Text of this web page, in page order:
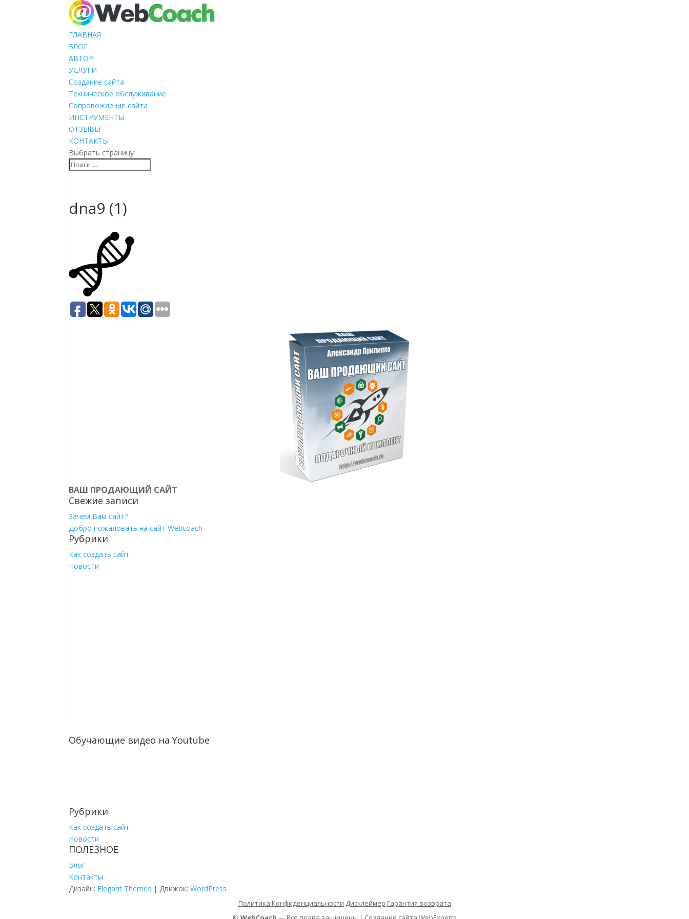
ГЛАВНАЯ
БЛОГ
АВТОР
УСЛУГИ
Создание сайта
Техническое обслуживание
Сопровождение сайта
ИНСТРУМЕНТЫ
ОТЗЫВЫ
КОНТАКТЫ
Выбрать страницу
dna9 (1)
ВАШ ПРОДАЮЩИЙ САЙТ
Свежие записи
Зачем Вам сайт?
Добро пожаловать на сайт Webcoach
Рубрики
Как создать сайт
Новости
Обучающие видео на Youtube
Рубрики
Как создать сайт
Новости
ПОЛЕЗНОЕ
Блог
Контакты
Дизайн: Elegant Themes | Движок:WordPress
Политика Конфиденциальности Дисклеймер Гарантия возврата